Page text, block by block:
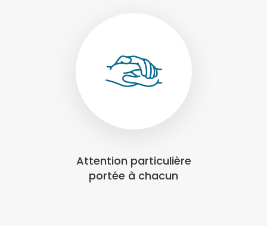
Attention particulière
portée à chacun